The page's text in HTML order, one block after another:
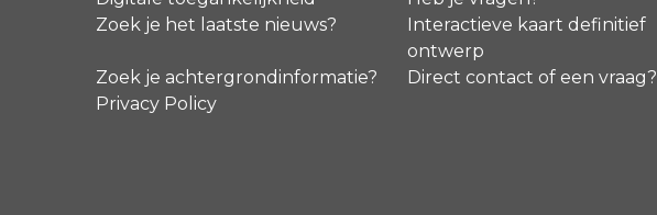
Zoek je het laatste nieuws?
Interactieve kaart definitief
ontwerp
Zoek je achtergrondinformatie?
Direct contact of een vraag?
Privacy Policy